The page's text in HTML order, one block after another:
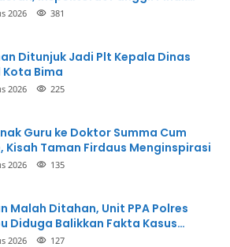
2026 381
Ditunjuk Jadi Plt Kepala Dinas
Kota Bima
2026 225
Guru ke Doktor Summa Cum
Kisah Taman Firdaus Menginspirasi
2026 135
Malah Ditahan, Unit PPA Polres
Diduga Balikkan Fakta Kasus
2026 127